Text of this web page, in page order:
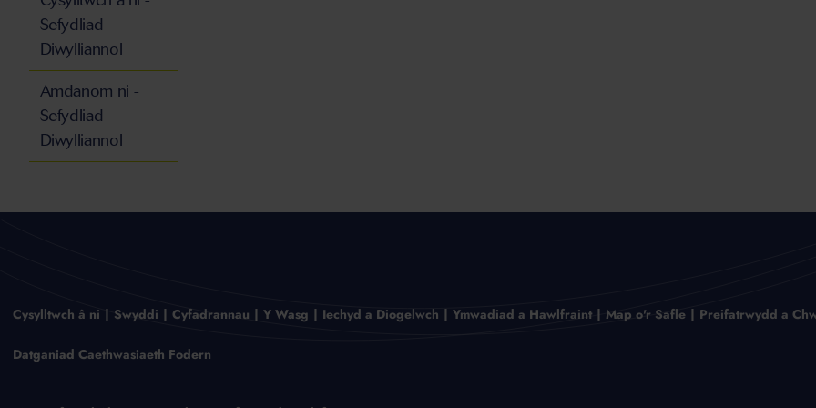
Sefydliad
Diwylliannol
Amdanom ni -
Sefydliad
Diwylliannol
Cysylltwch â ni Swyddi Cyfadrannau Y Wasg Iechyd a Diogelwch Ymwadiad a Hawlfraint Map o'r Safle Preifatrwydd a
Datganiad Caethwasiaeth Fodern